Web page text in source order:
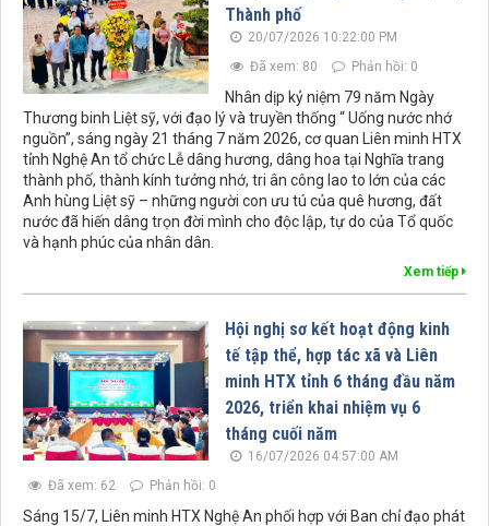
Thành phố
20/07/2026 10:22:00 PM
Đã xem: 80
Phản hồi: 0
Nhân dịp kỷ niệm 79 năm Ngày
Thương binh Liệt sỹ, với đạo lý và truyền thống “ Uống nước nhớ
nguồn”, sáng ngày 21 tháng 7 năm 2026, cơ quan Liên minh HTX
tỉnh Nghệ An tổ chức Lễ dâng hương, dâng hoa tại Nghĩa trang
thành phố, thành kính tưởng nhớ, tri ân công lao to lớn của các
Anh hùng Liệt sỹ – những người con ưu tú của quê hương, đất
nước đã hiến dâng trọn đời mình cho độc lập, tự do của Tổ quốc
và hạnh phúc của nhân dân.
Xem tiếp
Hội nghị sơ kết hoạt động kinh
tế tập thể, hợp tác xã và Liên
minh HTX tỉnh 6 tháng đầu năm
2026, triển khai nhiệm vụ 6
tháng cuối năm
16/07/2026 04:57:00 AM
Đã xem: 62
Phản hồi: 0
Sáng 15/7, Liên minh HTX Nghệ An phối hợp với Ban chỉ đạo phát